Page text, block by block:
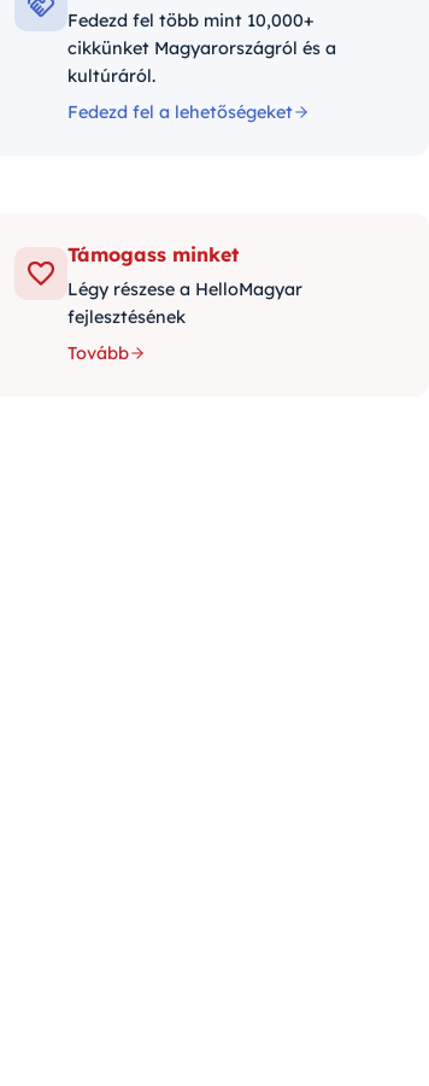
Fedezd fel több mint 10,000+
cikkünket Magyarországról és a
kultúráról.
Fedezd fel a lehetőségeket
Támogass minket
Légy részese a HelloMagyar
fejlesztésének
Tovább